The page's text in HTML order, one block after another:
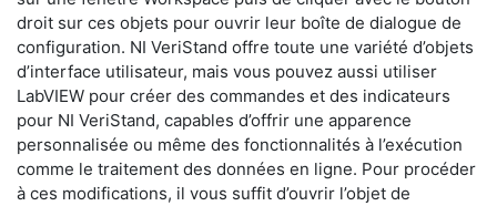
droit sur ces objets pour ouvrir leur boîte de dialogue de
configuration. NI VeriStand offre toute une variété d’objets
d’interface utilisateur, mais vous pouvez aussi utiliser
LabVIEW pour créer des commandes et des indicateurs
pour NI VeriStand, capables d’offrir une apparence
personnalisée ou même des fonctionnalités à l’exécution
comme le traitement des données en ligne. Pour procéder
à ces modifications, il vous suffit d’ouvrir l’objet de